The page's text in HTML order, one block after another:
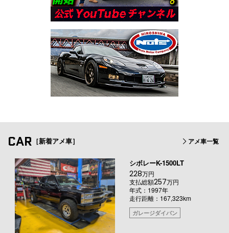
CAR ［新着アメ車］ アメ車一覧
シボレーK-1500LT
228万円
支払総額257万円
年式：1997年
走行距離：167,323km
ガレージダイバン